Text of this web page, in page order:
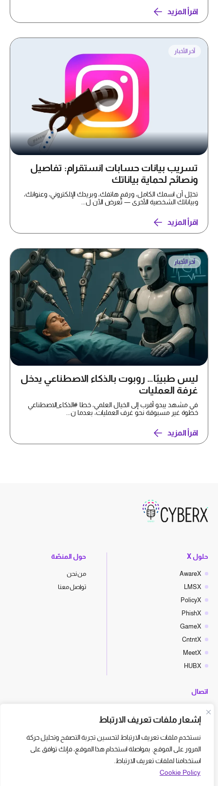
إشعار ملفات تعريف الارتباط
نستخدم ملفات تعريف الارتباط لتحسين تجربة التصفح وتحليل حركة
المرور على الموقع. بمواصلة استخدام هذا الموقع، فإنك توافق على
استخدامنا لملفات تعريف الارتباط.
Cookie Policy
اقرأ المزيد
آخر الأخبار
تسريب بيانات حسابات انستقرام: تفاصيل
ونصائح لحماية بياناتك
تخيّل أن اسمك الكامل، ورقم هاتفك، وبريدك الإلكتروني، وعنوانك،
وبياناتك الشخصية الأخرى — تُعرض الآن ل...
اقرأ المزيد
آخر الأخبار
ليس طبيبًا… روبوت بالذكاء الاصطناعي يدخل
غرفة العمليات
في مشهد يبدو أقرب إلى الخيال العلمي، خطا #الذكاء_الاصطناعي
خطوة غير مسبوقة نحو غرف العمليات، بعدما ن...
اقرأ المزيد
حلول X
AwareX
LMSX
PolicyX
PhishX
GameX
CntntX
MeetX
HUBX
حول المنصّة
من نحن
تواصل معنا
اتصال
hello@cyberx.world